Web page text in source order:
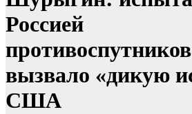
Россией
вызвало «дикую
США